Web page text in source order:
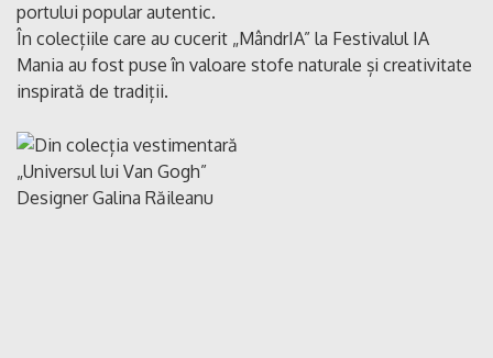
portului popular autentic.
În colecțiile care au cucerit „MândrIA” la Festivalul IA
Mania au fost puse în valoare stofe naturale și creativitate
inspirată de tradiții.